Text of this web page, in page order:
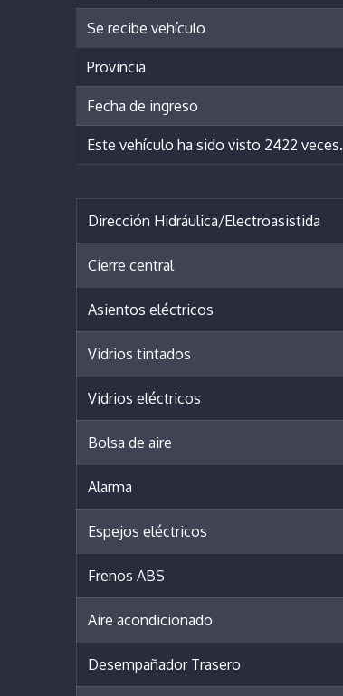
Se recibe vehículo
Provincia
Fecha de ingreso
Este vehículo ha sido visto 2422 veces.
Dirección Hidráulica/Electroasistida
Cierre central
Asientos eléctricos
Vidrios tintados
Vidrios eléctricos
Bolsa de aire
Alarma
Espejos eléctricos
Frenos ABS
Aire acondicionado
Desempañador Trasero